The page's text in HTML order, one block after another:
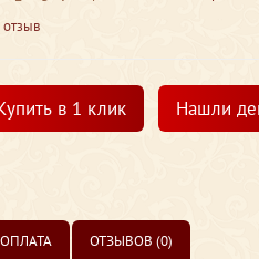
отзыв
в 1 клик Нашли
ОПЛАТА ОТЗЫВОВ (0)